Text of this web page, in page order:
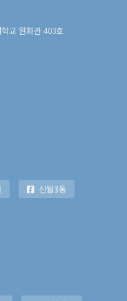
교 원화관 403호
신월3동